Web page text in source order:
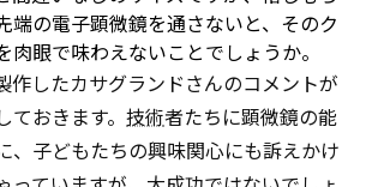
端の電子顕微鏡を通さないと、そのク
肉眼で味わえないことでしょうか。
作したカサグランドさんのコメントが
おきます。 技術者たちに顕微鏡の能
、子どもたちの興味関心にも訴えかけ